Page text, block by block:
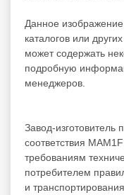
Данное изображение
каталогов или
может содержать
подробную
менеджеров.
Завод-изготовитель
соответствия
требованиям
потребителем
и